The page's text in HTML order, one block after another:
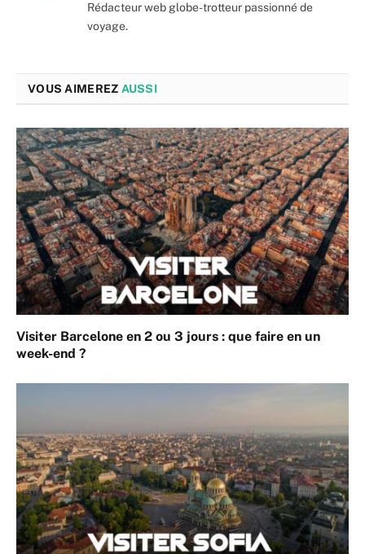
Rédacteur web globe-trotteur passionné de
voyage.
VOUS AIMEREZ AUSSI
Visiter Barcelone en 2 ou 3 jours : que faire en un
week-end ?